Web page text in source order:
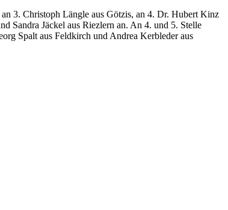
3. Christoph Längle aus Götzis, an 4. Dr. Hubert Kinz
Sandra Jäckel aus Riezlern an. An 4. und 5. Stelle
Spalt aus Feldkirch und Andrea Kerbleder aus